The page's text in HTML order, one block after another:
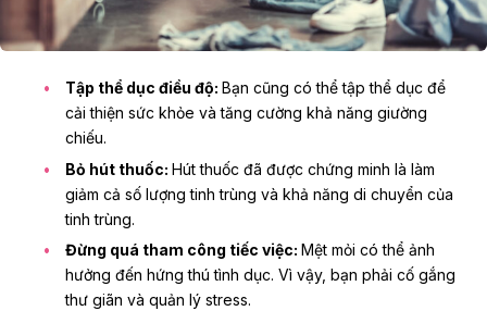
Tập thể dục điều độ: Bạn cũng có thể tập thể dục để
cải thiện sức khỏe và tăng cường khả năng giường
chiếu.
Bỏ hút thuốc: Hút thuốc đã được chứng minh là làm
giảm cả số lượng tinh trùng và khả năng di chuyển của
tinh trùng.
Đừng quá tham công tiếc việc: Mệt mỏi có thể ảnh
hưởng đến hứng thú tình dục. Vì vậy, bạn phải cố gắng
thư giãn và quản lý stress.